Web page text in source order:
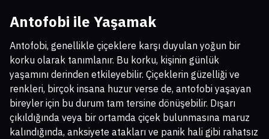
Antofobi ile Yaşamak
Antofobi, genellikle çiçeklere karşı duyulan yoğun bir
korku olarak tanımlanır. Bu korku, kişinin günlük
yaşamını derinden etkileyebilir. Çiçeklerin güzelliği ve
renkleri, birçok insana huzur verse de, antofobi yaşayan
bireyler için bu durum tam tersine dönüşebilir. Dışarı
çıkıldığında veya bir ortamda çiçek bulunmasına maruz
kalındığında, anksiyete atakları ve panik hali gibi rahatsız